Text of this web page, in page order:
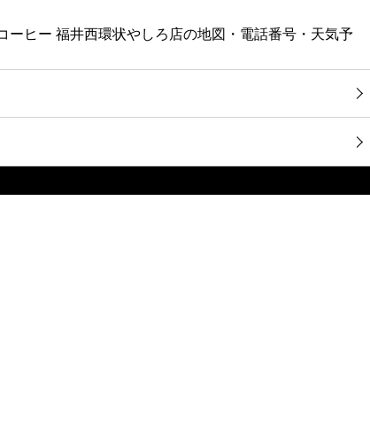
ヒー 福井西環状やしろ店の地図・電話番号・天気予